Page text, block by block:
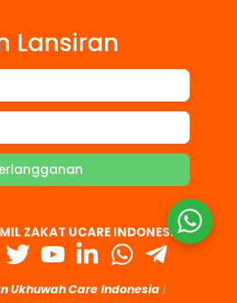
Lansiran
ZAKAT UCARE INDONESIA
Ukhuwah CareIndonesia |